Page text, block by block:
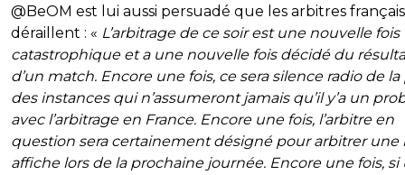
@BeOM est lui aussi persuadé que les arbitres français
déraillent : « L’arbitrage de ce soir est une nouvelle fois
catastrophique et a une nouvelle fois décidé du
d’un match. Encore une fois, ce sera silence radio de la
des instances qui n’assumeront jamais qu’il y’a un
avec l’arbitrage en France. Encore une fois, l’arbitre en
question sera certainement désigné pour arbitrer une
affiche lors de la prochaine journée. Encore une fois, si